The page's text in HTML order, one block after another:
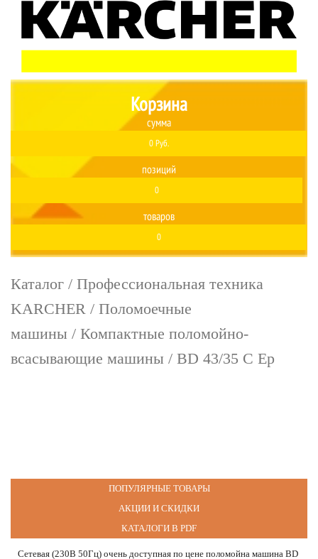
Корзина
сумма
0 Руб.
позиций
0
товаров
0
Каталог / Профессиональная техника
KARCHER / Поломоечные
машины / Компактные поломойно-
всасывающие машины / BD 43/35 C Ep
ПОПУЛЯРНЫЕ ТОВАРЫ
АКЦИИ И СКИДКИ
КАТАЛОГИ В PDF
Сетевая (230В 50Гц) очень доступная по цене поломойна машина BD